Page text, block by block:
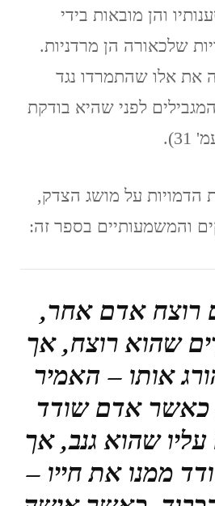
והן מובאות בידי
שלכאורה הן מרדניות.
את אלו שהתמרדו נגד
לפני שהיא בודקת
על מושג הצדק,
והמשמעותיים בספר זה:
אדם אחר,
שהוא רוצח, אך
אותו – האמיר
אדם שודד
עליו שהוא גנב, אך
ממנו את חייו –